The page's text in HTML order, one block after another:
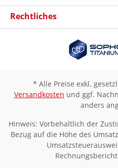
Rechtliches
* Alle Preise exkl.
Versandkosten und ggf.
anders
Hinweis: Vorbehaltlich der
Bezug auf die Höhe des